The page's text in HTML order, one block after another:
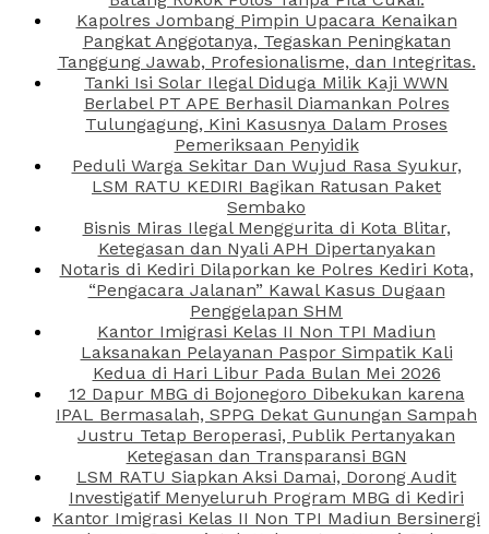
Kapolres Jombang Pimpin Upacara Kenaikan
Pangkat Anggotanya, Tegaskan Peningkatan
Tanggung Jawab, Profesionalisme, dan Integritas.
Tanki Isi Solar Ilegal Diduga Milik Kaji WWN
Berlabel PT APE Berhasil Diamankan Polres
Tulungagung, Kini Kasusnya Dalam Proses
Pemeriksaan Penyidik
Peduli Warga Sekitar Dan Wujud Rasa Syukur,
LSM RATU KEDIRI Bagikan Ratusan Paket
Sembako
Bisnis Miras Ilegal Menggurita di Kota Blitar,
Ketegasan dan Nyali APH Dipertanyakan
Notaris di Kediri Dilaporkan ke Polres Kediri Kota,
“Pengacara Jalanan” Kawal Kasus Dugaan
Penggelapan SHM
Kantor Imigrasi Kelas II Non TPI Madiun
Laksanakan Pelayanan Paspor Simpatik Kali
Kedua di Hari Libur Pada Bulan Mei 2026
12 Dapur MBG di Bojonegoro Dibekukan karena
IPAL Bermasalah, SPPG Dekat Gunungan Sampah
Justru Tetap Beroperasi, Publik Pertanyakan
Ketegasan dan Transparansi BGN
LSM RATU Siapkan Aksi Damai, Dorong Audit
Investigatif Menyeluruh Program MBG di Kediri
Kantor Imigrasi Kelas II Non TPI Madiun Bersinergi